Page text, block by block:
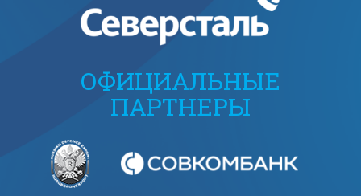
ОФИЦИАЛЬНЫЕ
ПАРТНЕРЫ